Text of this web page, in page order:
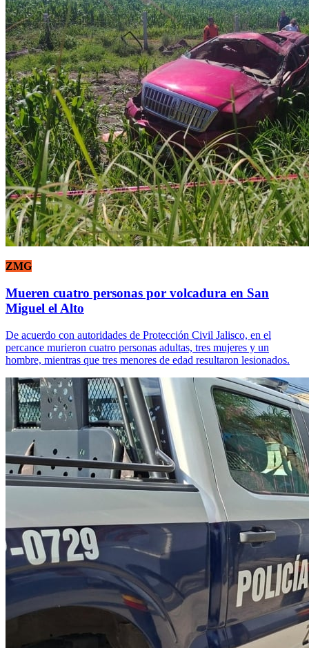
ZMG
Mueren cuatro personas por volcadura en San
Miguel el Alto
De acuerdo con autoridades de Protección Civil Jalisco, en el
percance murieron cuatro personas adultas, tres mujeres y un
hombre, mientras que tres menores de edad resultaron lesionados.